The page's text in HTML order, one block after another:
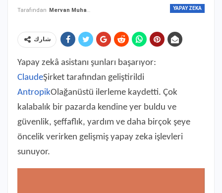
YAPAY ZEKA
Tarafından Mervan Muhammed
شارك
Yapay zekâ asistanı şunları başarıyor:
ClaudeŞirket tarafından geliştirildi
AntropikOlağanüstü ilerleme kaydetti. Çok
kalabalık bir pazarda kendine yer buldu ve
güvenlik, şeffaflık, yardım ve daha birçok şeye
öncelik verirken gelişmiş yapay zeka işlevleri
sunuyor.